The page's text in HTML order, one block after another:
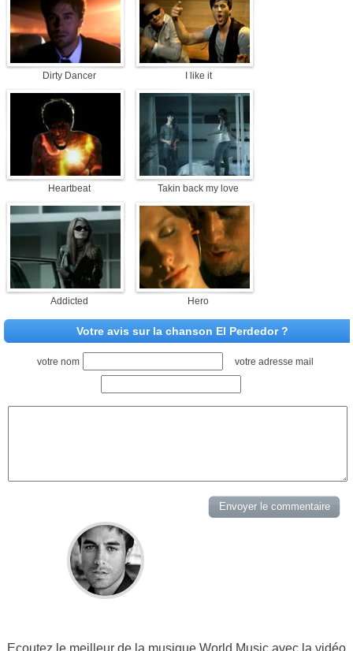
Dirty Dancer I like it
Heartbeat Takin back my love
Addicted Hero
Votre avis sur la chanson El Perdedor ?
votre nom votre adresse mail
Ecoutez le meilleur de la musique World Music avec la vidéo